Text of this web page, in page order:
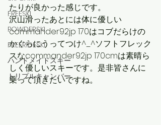
FREESKI
POWDERSKI
FREERIDESKI
ハンドメイドスキー
トリプルキャンバー
たりが良かった感じです。
沢山滑ったあとには体に優しい
commander92jp 170はコブだらけの
かぐらにうってつけ^_^ソフトフレック
スなcommander92jp 170cmは素晴ら
しく優しいスキーです。是非皆さんに
乗って頂きたいですね。